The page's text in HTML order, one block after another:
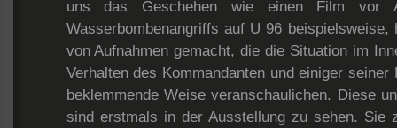
uns das Geschehen wie einen Film vor
Wasserbombenangriffs auf U 96 beispielsweise,
von Aufnahmen gemacht, die die Situation im
Verhalten des Kommandanten und einiger
beklemmende Weise veranschaulichen. Diese
sind erstmals in der Ausstellung zu sehen. Sie